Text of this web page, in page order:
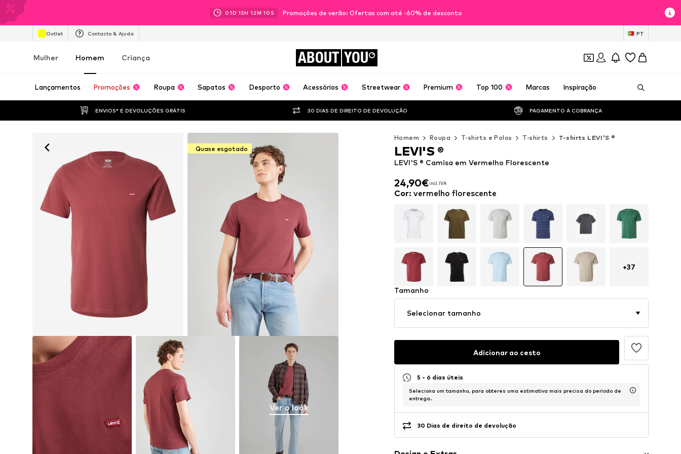
01D 15H 12M 08 S Promoções de verão: Ofertas com até -60% de desconto
Outlet Contacto & Ajuda PT
Mulher Homem Criança ABOUT YOU
Lançamentos Promoções Roupa Sapatos Desporto Acessórios Streetwear Premium Top 100 Marcas Inspiração
ENVIOS* E DEVOLUÇÕES GRÁTIS 30 DIAS DE DIREITO DE DEVOLUÇÃO PAGAMENTO À COBRANÇA
Quase esgotado
Ver o look
Homem Roupa T-shirts e Polos T-shirts T-shirts LEVI'S ®
24,90€incl. IVA
24,90€incl. IVA
LEVI'S ® Camisa em Vermelho Florescente
LEVI'S ®
Cor: vermelho florescente
+37
Tamanho
Selecionar tamanho
Adicionar ao cesto
5 - 6 dias úteis
Seleciona um tamanho, para obteres uma estimativa mais precisa do período de
entrega.
30 Dias de direito de devolução